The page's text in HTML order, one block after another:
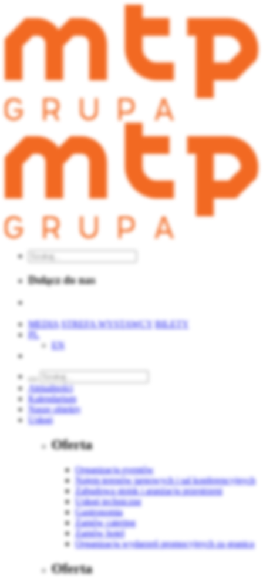
Dołącz do nas
MEDIA STREFA WYSTAWCY BILETY
PL
EN
Aktualności
Kalendarium
Nasze obiekty
Usługi
Oferta
Organizacja eventów
Najem terenów targowych i sal konferencyjnych
Zabudowa stoisk i aranżacja przestrzeni
Usługi techniczne
Gastronomia
Zamów catering
Zamów hotel
Organizacja wydarzeń promocyjnych za granicą
Oferta